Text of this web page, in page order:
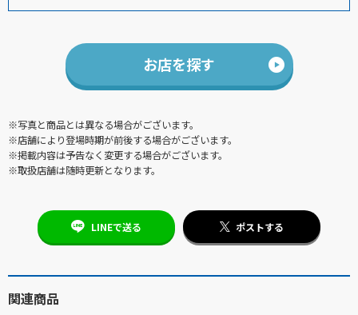
お店を探す
※写真と商品とは異なる場合がございます。
※店舗により登場時期が前後する場合がございます。
※掲載内容は予告なく変更する場合がございます。
※取扱店舗は随時更新となります。
LINEで送る ポストする
関連商品